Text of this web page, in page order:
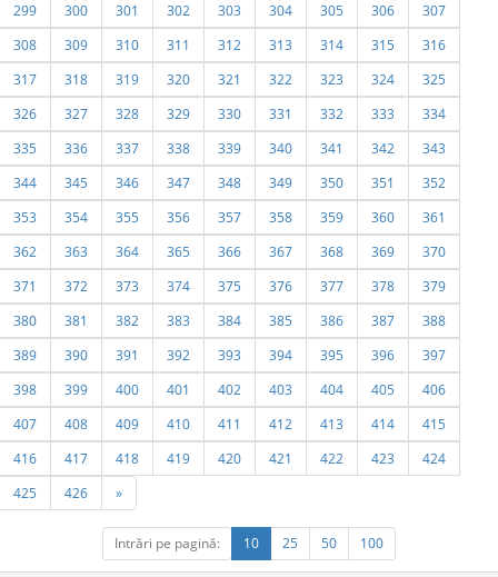
299
300 301 302 303 304 305 306
307
308
309 310 311 312 313 314 315
316
317
318 319 320 321 322 323 324
325
326
327 328 329 330 331 332 333
334
335
336 337 338 339 340 341 342
343
344
345 346 347 348 349 350 351
352
353
354 355 356 357 358 359 360
361
362
363 364 365 366 367 368 369
370
371
372 373 374 375 376 377 378
379
380
381 382 383 384 385 386 387
388
389
390 391 392 393 394 395 396
397
398
399 400 401 402 403 404 405
406
407
408 409 410 411 412 413 414
415
416
417 418 419 420 421 422 423
424
425
426 »
Intrări pe pagină: 10 25 50 100